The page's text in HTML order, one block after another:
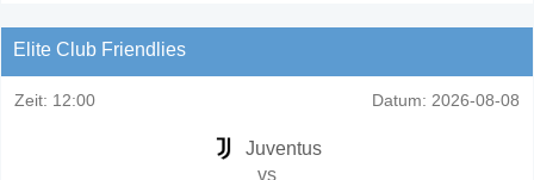
Elite Club Friendlies
Zeit: 12:00 Datum: 2026-08-08
Juventus
vs